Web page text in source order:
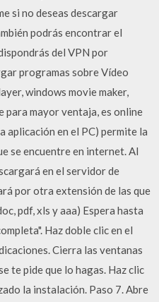
si no deseas descargar
podrás encontrar el
del VPN por
programas sobre Vídeo
windows movie maker,
mayor ventaja, es online
aplicación en el PC) permite la
se encuentre en internet. Al
en el servidor de
por otra extensión de las que
pdf, xls y aaa) Espera hasta
Haz doble clic en el
Cierra las ventanas
te pide que lo hagas. Haz clic
la instalación. Paso 7. Abre